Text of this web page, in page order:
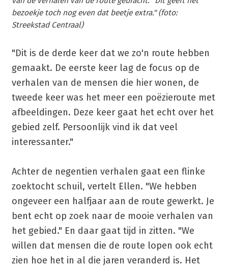
bezoekje toch nog even dat beetje extra." (foto:
Streekstad Centraal)
"Dit is de derde keer dat we zo'n route hebben
gemaakt. De eerste keer lag de focus op de
verhalen van de mensen die hier wonen, de
tweede keer was het meer een poëzieroute met
afbeeldingen. Deze keer gaat het echt over het
gebied zelf. Persoonlijk vind ik dat veel
interessanter."
Achter de negentien verhalen gaat een flinke
zoektocht schuil, vertelt Ellen. "We hebben
ongeveer een halfjaar aan de route gewerkt. Je
bent echt op zoek naar de mooie verhalen van
het gebied." En daar gaat tijd in zitten. "We
willen dat mensen die de route lopen ook echt
zien hoe het in al die jaren veranderd is. Het